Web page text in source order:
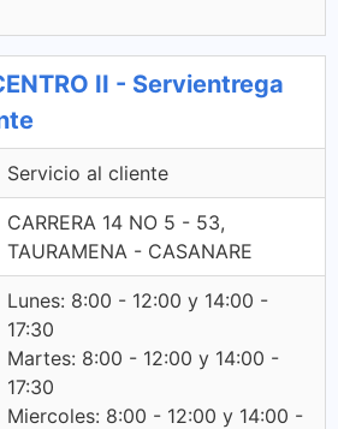
II - Servientrega
Servicio al cliente
CARRERA 14 NO 5 - 53,
TAURAMENA - CASANARE
Lunes: 8:00 - 12:00 y 14:00 -
17:30
Martes: 8:00 - 12:00 y 14:00 -
17:30
Miercoles: 8:00 - 12:00 y 14:00 -